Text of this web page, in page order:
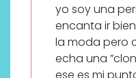
yo soy una
encanta ir
la moda pero
echa una